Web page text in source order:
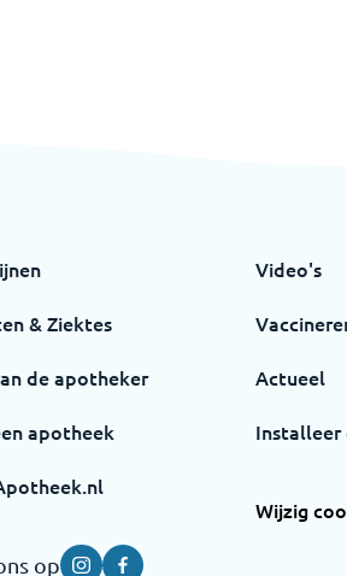
& Ziektes
de apotheker
apotheek
Video's
Actueel
Installeer
Wijzig
op InstagramFacebook